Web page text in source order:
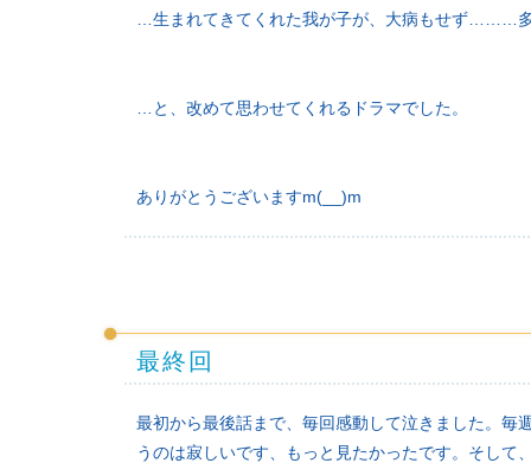
…生まれてきてくれた我が子が、大病もせず………
…と、改めて思わせてくれるドラマでした。
ありがとうございますm(__)m
最終回
最初から最後話まで、毎回感動して泣きました。毎
うのは寂しいです、もっと見たかったです。そし